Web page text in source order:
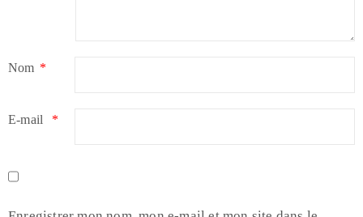
Nom *
E-mail *